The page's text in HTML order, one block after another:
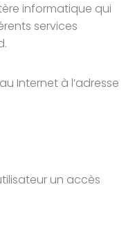
informatique qui
services
Internet à l’adresse
un accès